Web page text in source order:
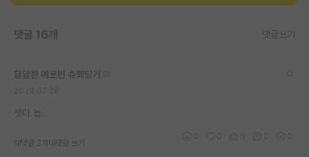
장학금/장학생 게시판
커리어
유학교육
댓글 16개 댓글쓰기
답답한 에르빈 슈뢰딩거
셋다 놉.
대댓글 2개 대댓글 쓰기